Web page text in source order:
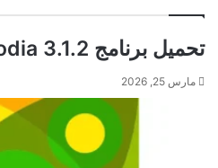
تحميل برنامج Unicodia 3.1.2
مارس 25, 2026